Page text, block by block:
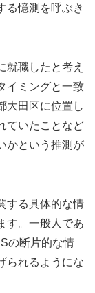
る憶測を呼ぶき
就職したと考え
イミングと一致
大田区に位置し
ていたことなど
かという推測が
する具体的な情
す。一般人であ
の断片的な情
られるようにな